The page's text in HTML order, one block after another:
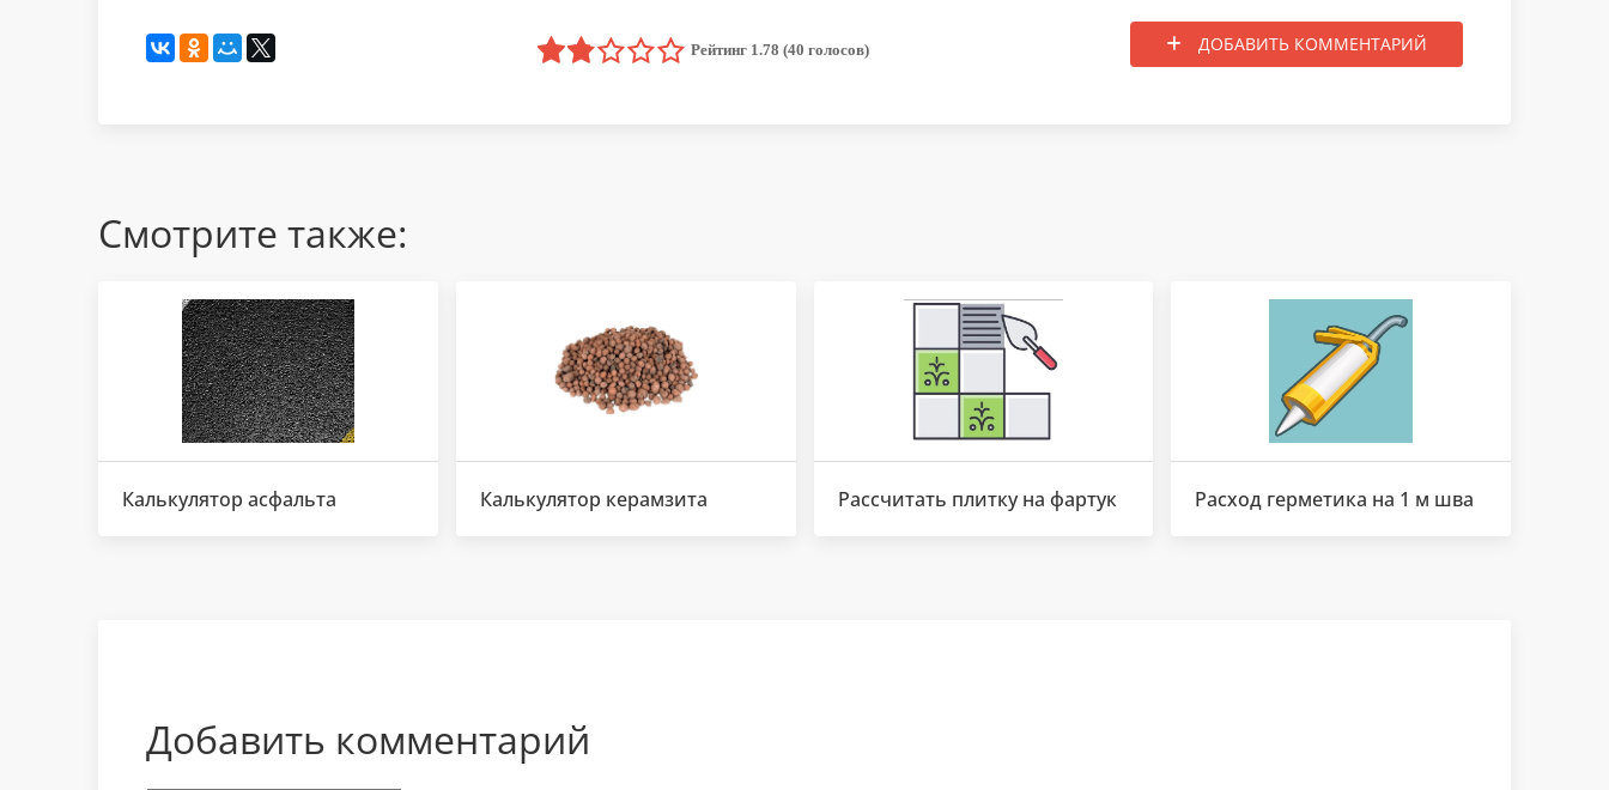
Рейтинг 1.78 (40 голосов) ДОБАВИТЬ КОММЕНТАРИЙ
Смотрите также:
Калькулятор асфальта Калькулятор керамзита Рассчитать плитку на фартук Расход герметика на 1 м шва
Добавить комментарий